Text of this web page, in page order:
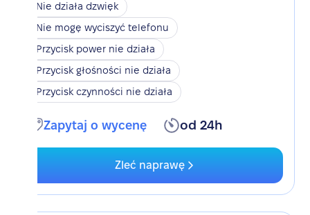
Nie działa dzwięk
Nie mogę wyciszyć telefonu
Przycisk power nie działa
Przycisk głośności nie działa
Przycisk czynności nie działa
Zapytaj o wycenę od 24h
Zleć naprawę